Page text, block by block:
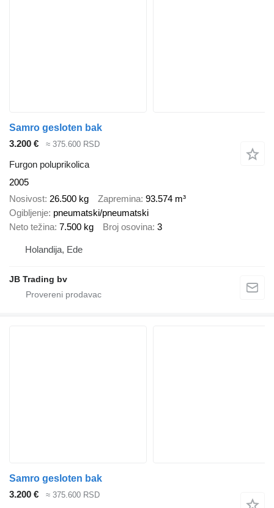
Samro gesloten bak
3.200 €
≈ 375.600 RSD
Furgon poluprikolica
2005
Nosivost 26.500 kg Zapremina 93.574 m³
Ogibljenje pneumatski/pneumatski
Neto težina 7.500 kg Broj osovina 3
Holandija, Ede
JB Trading bv
Samro gesloten bak
3.200 €
≈ 375.600 RSD